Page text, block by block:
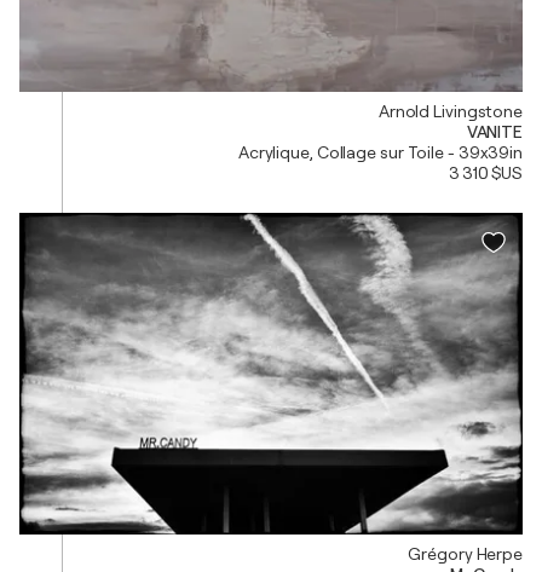
Arnold Livingstone
VANITE
Acrylique, Collage sur Toile - 39x39in
3 310 $US
Grégory Herpe